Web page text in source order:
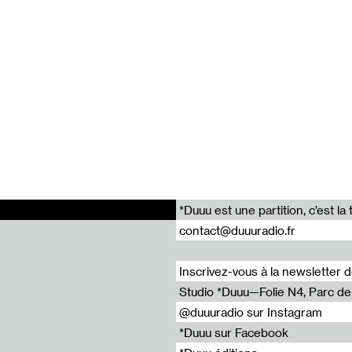
*Duuu est une partition, c’est
contact@duuuradio.fr
Inscrivez-vous à la newsletter
Studio *Duuu—Folie N4, Parc
@duuuradio sur Instagram
*Duuu sur Facebook